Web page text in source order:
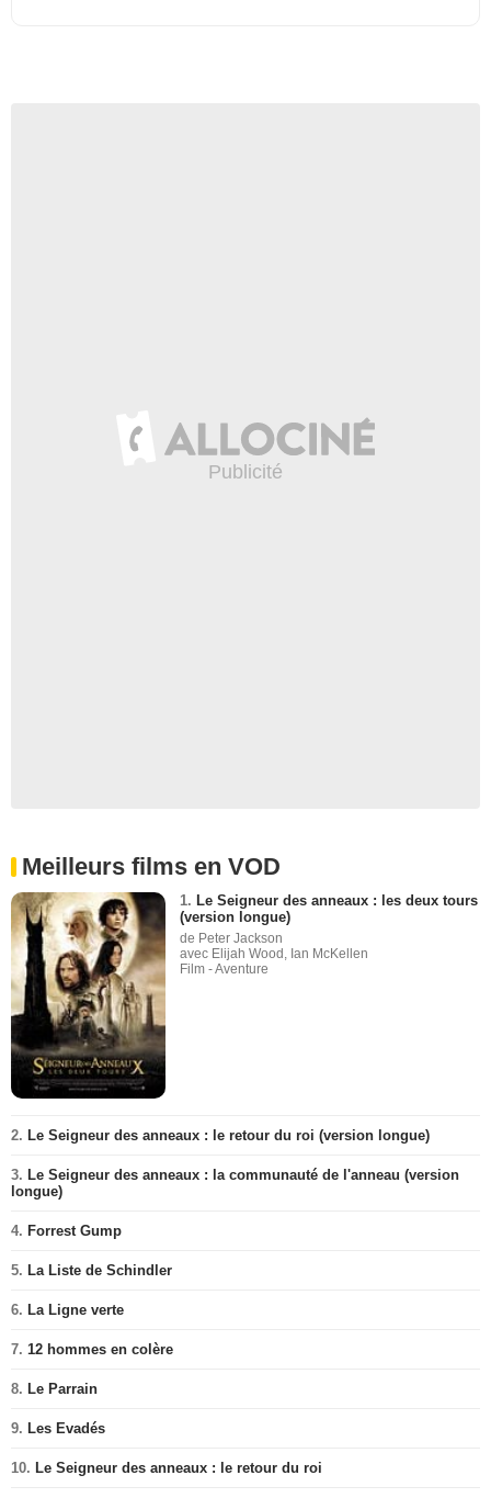
Meilleurs films en VOD
1. Le Seigneur des anneaux : les deux tours
(version longue)
de Peter Jackson
avec Elijah Wood, Ian McKellen
Film - Aventure
2. Le Seigneur des anneaux : le retour du roi (version longue)
3. Le Seigneur des anneaux : la communauté de l'anneau (version
longue)
4. Forrest Gump
5. La Liste de Schindler
6. La Ligne verte
7. 12 hommes en colère
8. Le Parrain
9. Les Evadés
10. Le Seigneur des anneaux : le retour du roi